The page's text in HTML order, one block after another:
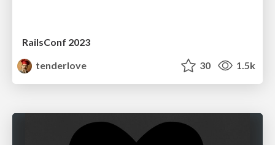
RailsConf 2023
tenderlove
30 1.5k